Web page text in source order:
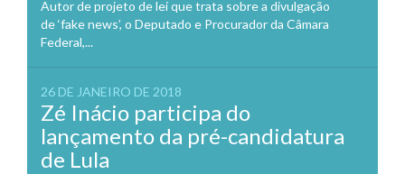
Autor de projeto de lei que trata sobre a divulgação
de ‘fake news’, o Deputado e Procurador da Câmara
Federal,...
26 DE JANEIRO DE 2018
Zé Inácio participa do
lançamento da pré-candidatura
de Lula